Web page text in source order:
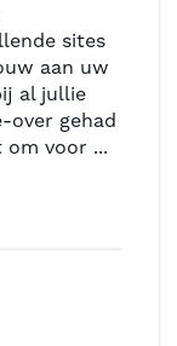
sites
aan uw
al jullie
over gehad
voor ...